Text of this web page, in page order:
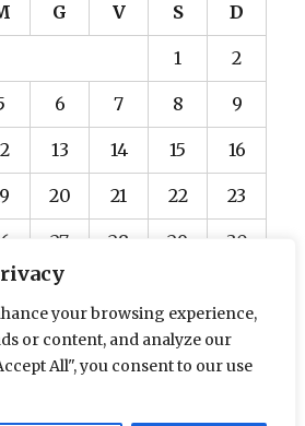
your browsing experience,
or content, and analyze our
All", you consent to our use
G V S D
1 2
6 7 8 9
13 14 15 16
20 21 22 23
27 28 29 30